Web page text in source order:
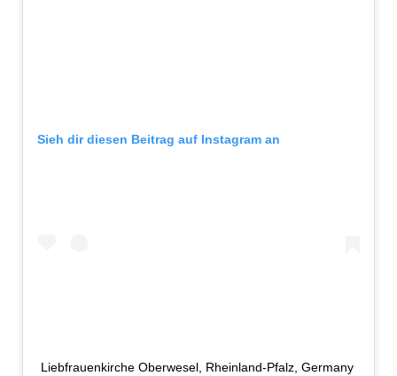
Sieh dir diesen Beitrag auf Instagram an
Liebfrauenkirche Oberwesel, Rheinland-Pfalz, Germany